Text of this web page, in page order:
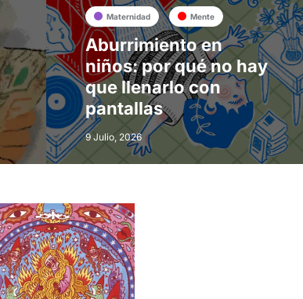
Maternidad Mente
Aburrimiento en
niños: por qué no hay
que llenarlo con
pantallas
9 Julio, 2026